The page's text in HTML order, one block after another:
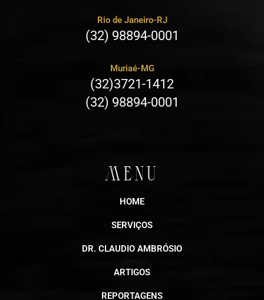
Rio de Janeiro-RJ
(32) 98894-0001
Muriaé-MG
(32)3721-1412
(32) 98894-0001
MENU
HOME
SERVIÇOS
DR. CLAUDIO AMBRÓSIO
ARTIGOS
REPORTAGENS